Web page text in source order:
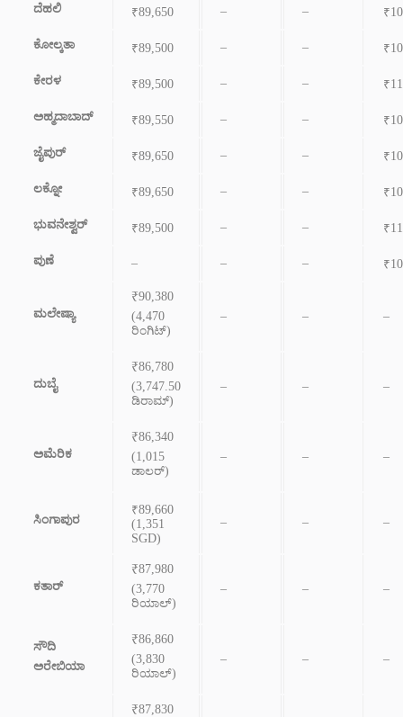
ದೆಹಲಿ ₹89,650 – –
ಕೋಲ್ಕತಾ ₹89,500 – –
ಕೇರಳ ₹89,500 – –
ಅಹ್ಮದಾಬಾದ್ ₹89,550 – –
ಜೈಪುರ್ ₹89,650 – –
ಲಕ್ನೋ ₹89,650 – –
ಭುವನೇಶ್ವರ್ ₹89,500 – –
ಪುಣೆ – – –
ಮಲೇಷ್ಯಾ
₹90,380
(4,470
ರಿಂಗಿಟ್)
– – –
ದುಬೈ
₹86,780
(3,747.50
ಡಿರಾಮ್)
– – –
ಅಮೆರಿಕ
₹86,340
(1,015
ಡಾಲರ್)
– – –
ಸಿಂಗಾಪುರ
₹89,660
(1,351
SGD)
– – –
ಕತಾರ್
₹87,980
(3,770
ರಿಯಾಲ್)
– – –
ಸೌದಿ
ಅರೇಬಿಯಾ
₹86,860
(3,830
ರಿಯಾಲ್)
– – –
₹87,830